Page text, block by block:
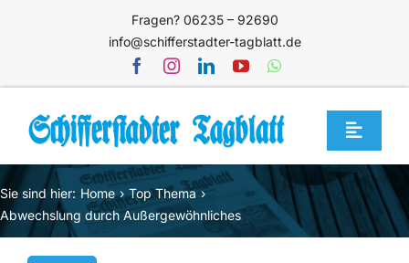
Fragen? 06235 – 92690
info@schifferstadter-tagblatt.de
Toggle
Home
Themen
Blog
Sie sind hier: Home
Top Thema
Abwechslung durch Außergewöhnliches